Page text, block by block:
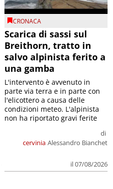
CRONACA
Scarica di sassi sul
Breithorn, tratto in
salvo alpinista ferito a
una gamba
cervinia
di
Alessandro Bianchet
il 07/08/2026
L'intervento è avvenuto in
parte via terra e in parte con
l'elicottero a causa delle
condizioni meteo. L'alpinista
non ha riportato gravi ferite